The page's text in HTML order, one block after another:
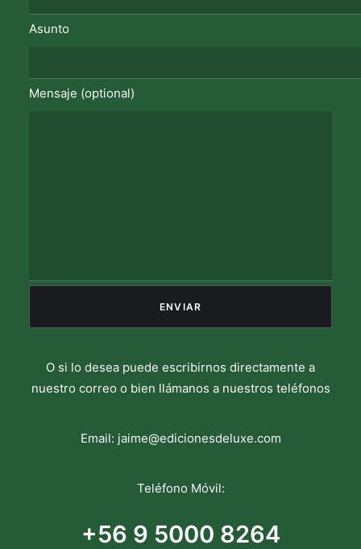
Asunto
Mensaje (optional)
O si lo desea puede escribirnos directamente a
nuestro correo o bien llámanos a nuestros teléfonos
Email: jaime@edicionesdeluxe.com
Teléfono Móvil:
+56 9 5000 8264